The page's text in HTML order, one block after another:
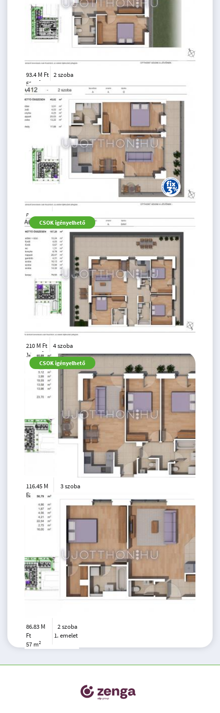
93.4 M Ft
55 m
2
2 szoba
88.41 M
Ft
54 m2
2 szoba
4. emelet
CSOK igényelhető
210 M Ft
146 m2
4 szoba
6.
emelet
CSOK igényelhető
116.45 M
Ft
78 m2
3 szoba
86.83 M
Ft
57 m2
2 szoba
1. emelet